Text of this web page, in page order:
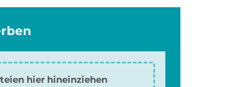
hier hineinziehen